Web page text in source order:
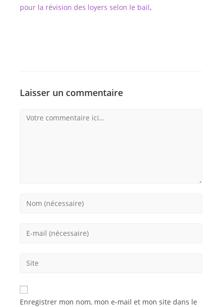
pour la révision des loyers selon le bail.
Laisser un commentaire
Enregistrer mon nom, mon e-mail et mon site dans le